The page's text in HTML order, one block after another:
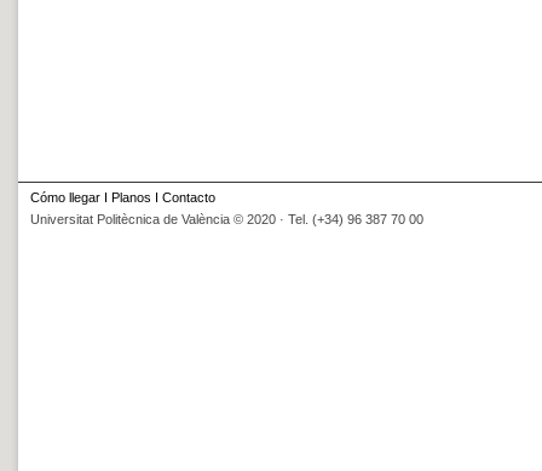
Cómo llegar I Planos I Contacto
Universitat Politècnica de València © 2020 · Tel. (+34) 96 387 70 00